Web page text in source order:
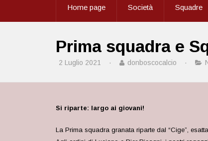
Home page Società Squadre
Prima squadra e
2 Luglio 2021 · donboscocalcio ·
Si riparte: largo ai giovani!
La Prima squadra granata riparte dal “Cige”,